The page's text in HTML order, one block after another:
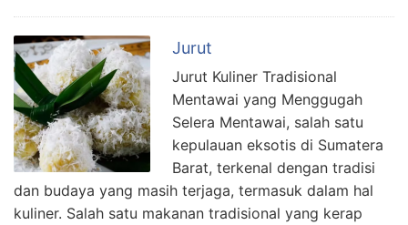
Jurut
Jurut Kuliner Tradisional
Mentawai yang Menggugah
Selera Mentawai, salah satu
kepulauan eksotis di Sumatera
Barat, terkenal dengan tradisi
dan budaya yang masih terjaga, termasuk dalam hal
kuliner. Salah satu makanan tradisional yang kerap